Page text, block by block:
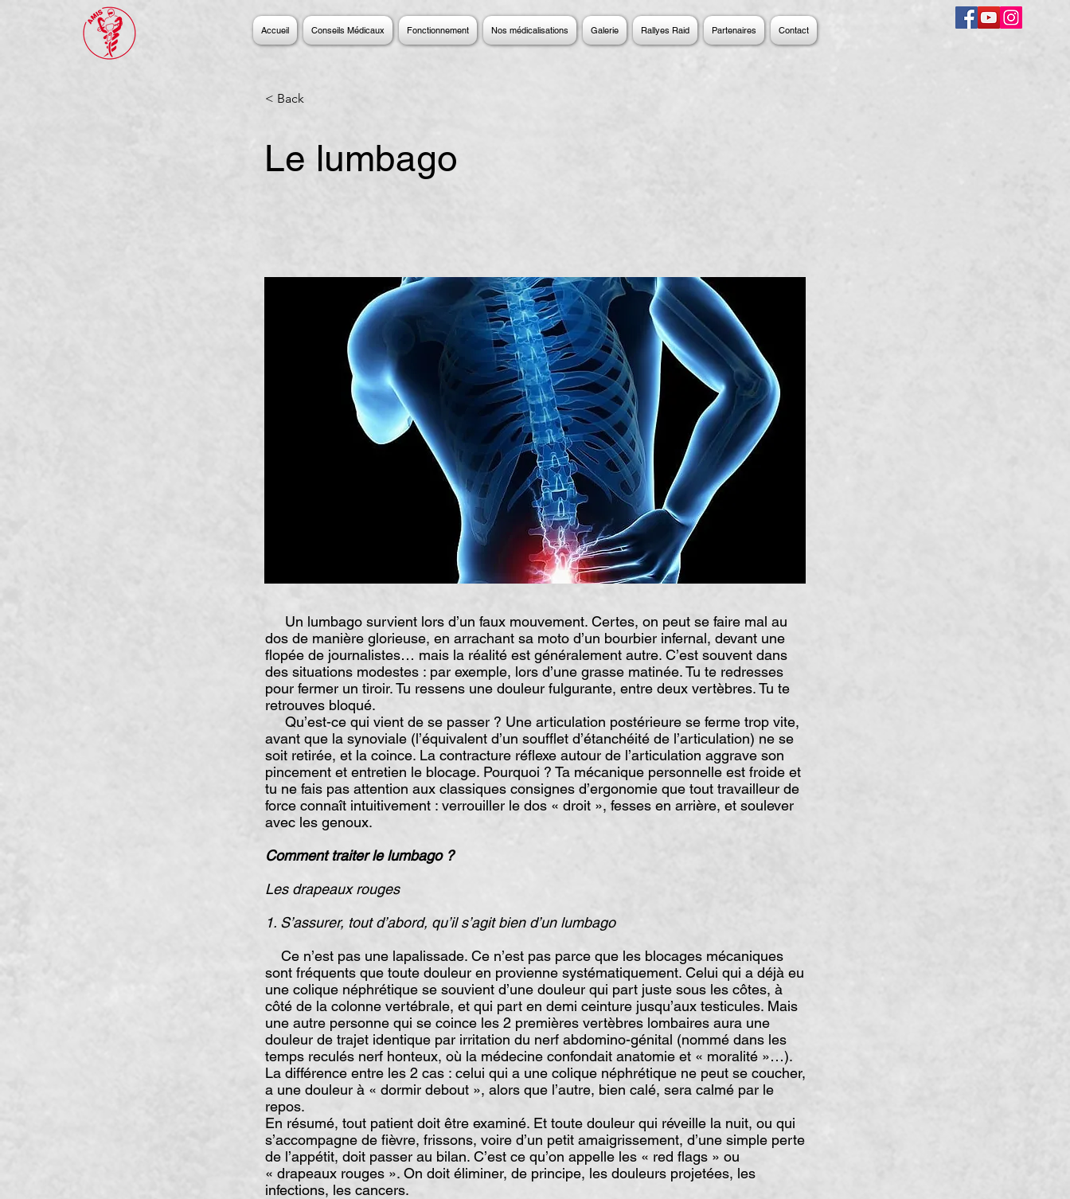
Accueil Conseils Médicaux Fonctionnement Nos médicalisations Galerie Rallyes Raid Partenaires Contact
< Back
Le lumbago
Un lumbago survient lors d’un faux mouvement. Certes, on peut se faire mal au
dos de manière glorieuse, en arrachant sa moto d’un bourbier infernal, devant une
flopée de journalistes… mais la réalité est généralement autre. C’est souvent dans
des situations modestes : par exemple, lors d’une grasse matinée. Tu te redresses
pour fermer un tiroir. Tu ressens une douleur fulgurante, entre deux vertèbres. Tu te
retrouves bloqué.
Qu’est-ce qui vient de se passer ? Une articulation postérieure se ferme trop vite,
avant que la synoviale (l’équivalent d’un soufflet d’étanchéité de l’articulation) ne se
soit retirée, et la coince. La contracture réflexe autour de l’articulation aggrave son
pincement et entretien le blocage. Pourquoi ? Ta mécanique personnelle est froide et
tu ne fais pas attention aux classiques consignes d’ergonomie que tout travailleur de
force connaît intuitivement : verrouiller le dos « droit », fesses en arrière, et soulever
avec les genoux.
Comment traiter le lumbago ?
Les drapeaux rouges
1. S’assurer, tout d’abord, qu’il s’agit bien d’un lumbago
Ce n’est pas une lapalissade. Ce n’est pas parce que les blocages mécaniques
sont fréquents que toute douleur en provienne systématiquement. Celui qui a déjà eu
une colique néphrétique se souvient d’une douleur qui part juste sous les côtes, à
côté de la colonne vertébrale, et qui part en demi ceinture jusqu’aux testicules. Mais
une autre personne qui se coince les 2 premières vertèbres lombaires aura une
douleur de trajet identique par irritation du nerf abdomino-génital (nommé dans les
temps reculés nerf honteux, où la médecine confondait anatomie et « moralité »…).
La différence entre les 2 cas : celui qui a une colique néphrétique ne peut se coucher,
a une douleur à « dormir debout », alors que l’autre, bien calé, sera calmé par le
repos.
En résumé, tout patient doit être examiné. Et toute douleur qui réveille la nuit, ou qui
s’accompagne de fièvre, frissons, voire d’un petit amaigrissement, d’une simple perte
de l’appétit, doit passer au bilan. C’est ce qu’on appelle les « red flags » ou
« drapeaux rouges ». On doit éliminer, de principe, les douleurs projetées, les
infections, les cancers.